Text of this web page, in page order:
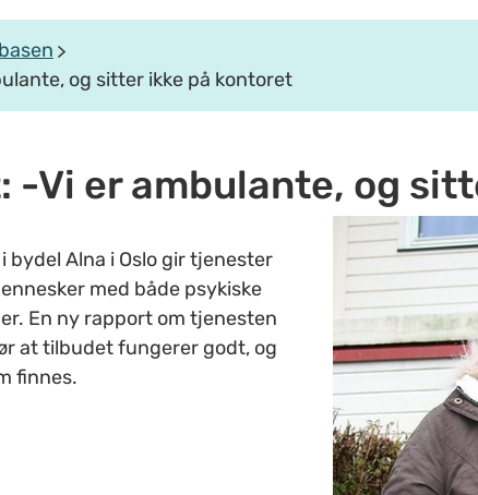
og sitter ikke på kontoret
-Vi er ambulante, og
Alna i Oslo gir tjenester
med både psykiske
En ny rapport om tjenesten
at tilbudet fungerer godt, og
finnes.